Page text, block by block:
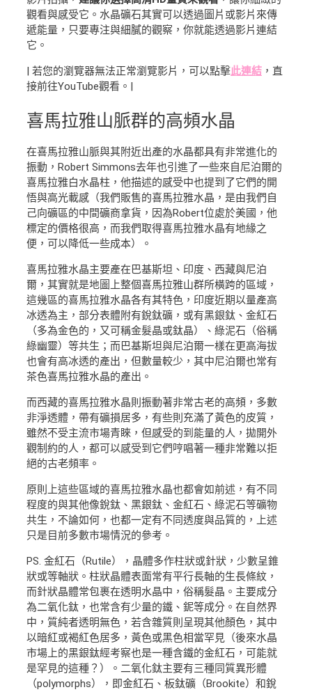
觀看與感受它。水晶礦石其實可以透過圖片或影片來傳
遞能量，只要專注與細膩的觀察，你就能透過影片連結
它。
| 若您的瀏覽器無法正常瀏覽影片，可以點擊此連結 ，直
接前往YouTube觀看。|
喜馬拉雅山脈群的高頻水晶
在喜馬拉雅山脈與其附近出產的水晶都具有非常進化的
振動，Robert Simmons去年也引進了一些來自尼泊爾的
喜馬拉雅白水晶柱，他描述的感受中也提到了它們的開
悟與高光載感（我們販售的喜馬拉雅水晶，是由我們自
己向礦區的中間礦商拿貨，因為Robert位處於美國，他
標定的價格很高，而我們取得喜馬拉雅水晶有地緣之
便，可以降低一些成本）。
喜馬拉雅水晶主要產在巴基斯坦、印度、西藏與尼泊
爾，其實就是地圖上整個喜馬拉雅山群所橫跨的區域，
這幾區的喜馬拉雅水晶各有其特色，印度近期以量產高
冰透為主，部分表體附有銳鈦礦，或有黑銀鈦、金紅石
（多為金色的，又可稱金髮晶或鈦晶）、綠泥石（俗稱
綠幽靈）等共生；而巴基斯坦與尼泊爾一樣在更高海拔
也會有高冰透的產出，但數量較少，其中尼泊爾也常有
茶色喜馬拉雅水晶的產出。
而西藏的喜馬拉雅水晶則振動著非常古老的高頻，多數
非淨透體，帶有礦損居多，有些則充滿了黃色的皮質，
雖然不受主流市場青睞，但感受的到能量的人，拋開外
觀制約的人，都可以感受到它們哼唱著一種非常難以拒
絕的古老頻率。
原則上這些區域的喜馬拉雅水晶也都會如前述，有不同
程度的與其他像銳鈦、黑銀鈦、金紅石、綠泥石等礦物
共生，不論如何，也都一定有不同透度與品質的，上述
只是目前多數市場情況的參考。
PS. 金紅石（Rutile），晶體多作柱狀或針狀，少數呈錐
狀或等軸狀。柱狀晶體表面常有平行長軸的生長條紋，
而針狀晶體常包裹在透明水晶中，俗稱髮晶。主要成分
為二氧化鈦，也常含有少量的鐵、鈮等成分。在自然界
中，質純者透明無色，若含雜質則呈現其他顏色，其中
以暗紅或褐紅色居多，黃色或黑色相當罕見（後來水晶
市場上的黑銀鈦經考察也是一種含鐵的金紅石，可能就
是罕見的這種？）。二氧化鈦主要有三種同質異形體
（polymorphs），即金紅石、板鈦礦（Brookite）和銳